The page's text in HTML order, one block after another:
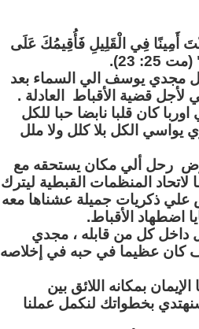
أَمِينًا فِي الْقَلِيلِ فَأُقِيمُكَ عَلَى
23).
مجدي يوسف الي السماء بعد
قضية الأقباط العادلة .
كان قلبا نابضا حبا للكل
يواسي الكل بلا كلل ولا ملل
رحل ألي مكان يستحقه مع
المنظمات القبطية ليترك
علي ذكريات جميلة عشناها معه
اضطهاد الأقباط.
داخل كل من قابله ، مجدي
عظيما في حبه في إخلاصه
بمكانه اللائق بين
بخطواتك لنكمل عملنا